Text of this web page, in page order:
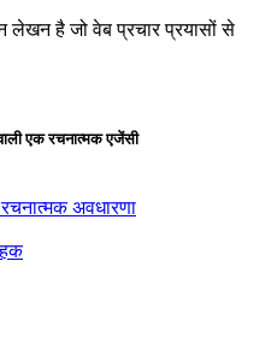
है जो वेब प्रचार प्रयासों से
एक रचनात्मक एजेंसी
अवधारणा